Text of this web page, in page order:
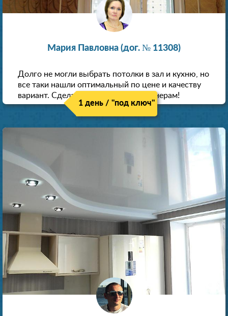
Мария Павловна (дог. № 11308)
Долго не могли выбрать потолки в зал и кухню, но
все таки нашли оптимальный по цене и качеству
вариант. Сделали скидку как пенсионерам!
1 день / "под ключ"